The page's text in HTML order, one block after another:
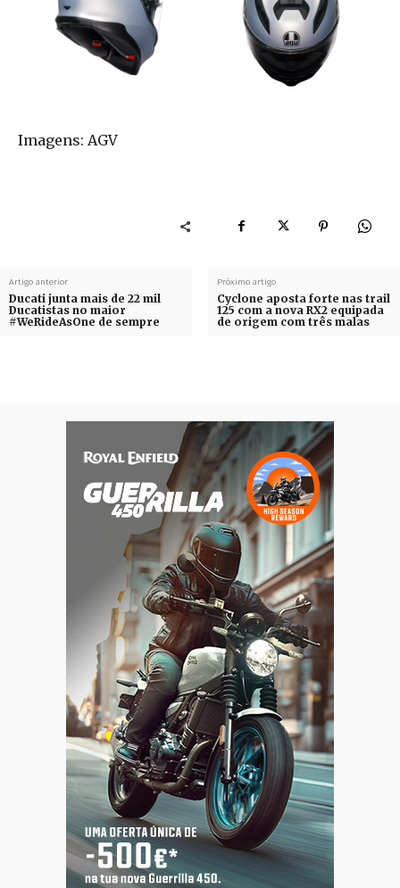
Imagens: AGV
Artigo anterior
Ducati junta mais de 22 mil
Ducatistas no maior
#WeRideAsOne de sempre
Próximo artigo
Cyclone aposta forte nas trail
125 com a nova RX2 equipada
de origem com três malas